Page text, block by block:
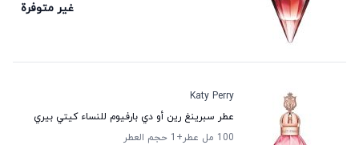
غير متوفرة
Katy Perry
عطر سبرينغ رين أو دي بارفيوم للنساء كيتي بيري
100 مل عطر
+1 حجم العطر